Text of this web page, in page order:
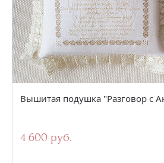
Вышитая подушка "Разговор с
4 600 руб.